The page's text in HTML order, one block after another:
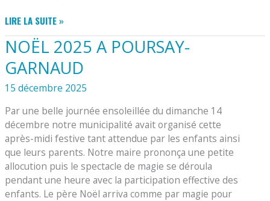
TARIFS
EAU
POTABLE
2026:
EAU
17
RESE
LIRE LA SUITE »
NOËL 2025 A POURSAY-
GARNAUD
15 décembre 2025
Par une belle journée ensoleillée du dimanche 14
décembre notre municipalité avait organisé cette
après-midi festive tant attendue par les enfants ainsi
que leurs parents. Notre maire prononça une petite
allocution puis le spectacle de magie se déroula
pendant une heure avec la participation effective des
enfants. Le père Noël arriva comme par magie pour